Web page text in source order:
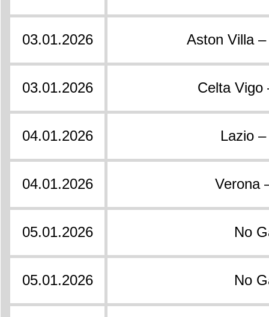
03.01.2026 Aston Villa
03.01.2026 Celta Vigo
04.01.2026 Lazio
04.01.2026 Verona
05.01.2026 No
05.01.2026 No